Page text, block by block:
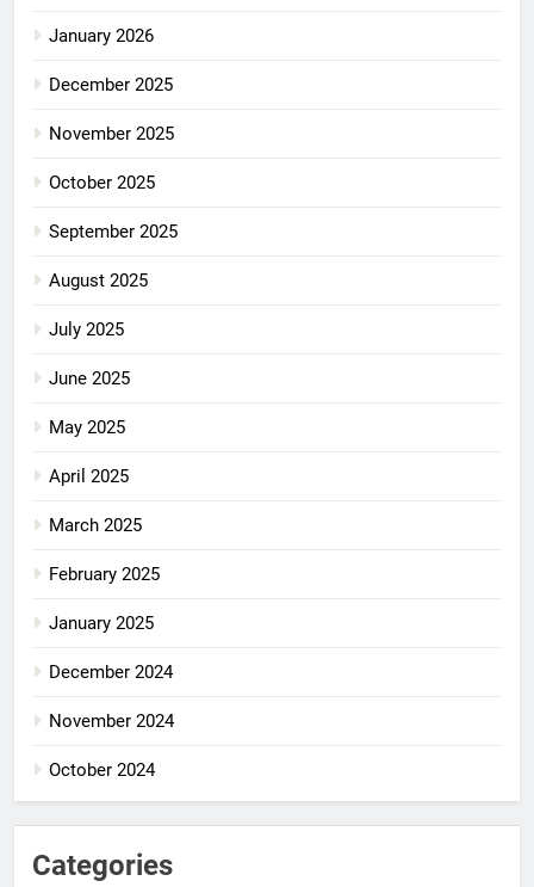
January 2026
December 2025
November 2025
October 2025
September 2025
August 2025
July 2025
June 2025
May 2025
April 2025
March 2025
February 2025
January 2025
December 2024
November 2024
October 2024
Categories